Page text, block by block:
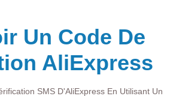
Un Code De
AliExpress
SMS D'AliExpress En Utilisant Un